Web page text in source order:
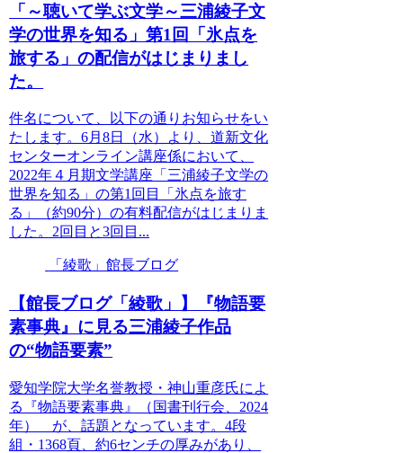
「～聴いて学ぶ文学～三浦綾子文
学の世界を知る」第1回「氷点を
旅する」の配信がはじまりまし
た。
件名について、以下の通りお知らせをい
たします。6月8日（水）より、道新文化
センターオンライン講座係において、
2022年４月期文学講座「三浦綾子文学の
世界を知る」の第1回目「氷点を旅す
る」（約90分）の有料配信がはじまりま
した。2回目と3回目...
「綾歌」館長ブログ
【館長ブログ「綾歌」】『物語要
素事典』に見る三浦綾子作品
の“物語要素”
愛知学院大学名誉教授・神山重彦氏によ
る『物語要素事典』（国書刊行会、2024
年） が、話題となっています。4段
組・1368頁、約6センチの厚みがあり、